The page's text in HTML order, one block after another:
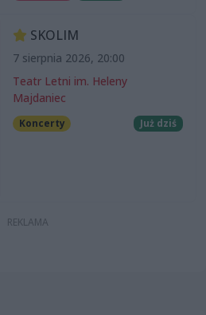
SKOLIM
7 sierpnia 2026, 20:00
Teatr Letni im. Heleny
Majdaniec
Koncerty Już dziś